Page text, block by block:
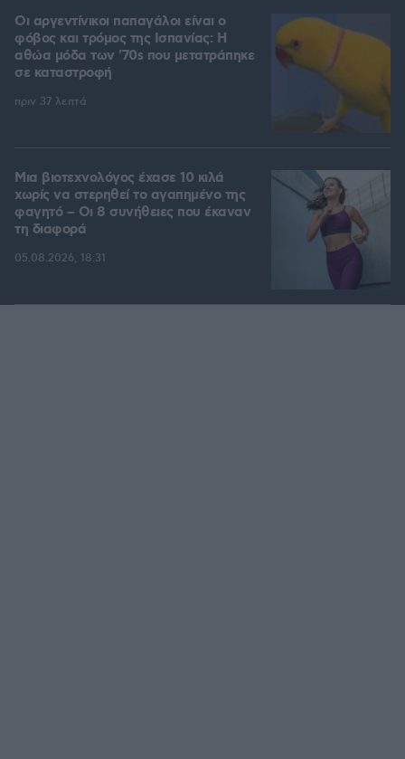
Οι αργεντίνικοι παπαγάλοι είναι ο
φόβος και τρόμος της Ισπανίας: Η
αθώα μόδα των '70s που μετατράπηκε
σε καταστροφή
πριν 37 λεπτά
Μια βιοτεχνολόγος έχασε 10 κιλά
χωρίς να στερηθεί το αγαπημένο της
φαγητό – Οι 8 συνήθειες που έκαναν
τη διαφορά
05.08.2026, 18:31